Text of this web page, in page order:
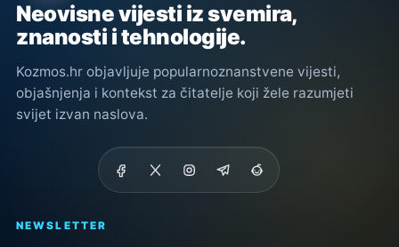
Neovisne vijesti iz svemira,
znanosti i tehnologije.
Kozmos.hr objavljuje popularnoznanstvene vijesti,
objašnjenja i kontekst za čitatelje koji žele razumjeti
svijet izvan naslova.
NEWSLETTER